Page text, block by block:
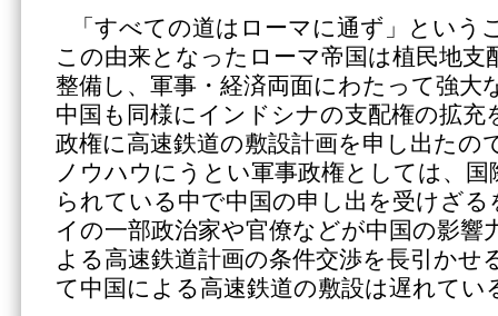
「すべての道はローマに通ず」という
この由来となったローマ帝国は植民地支
整備し、軍事・経済両面にわたって強大
中国も同様にインドシナの支配権の拡充
政権に高速鉄道の敷設計画を申し出たの
ノウハウにうとい軍事政権としては、国
られている中で中国の申し出を受けざ
イの一部政治家や官僚などが中国の影響
よる高速鉄道計画の条件交渉を長引かせ
て中国による高速鉄道の敷設は遅れてい